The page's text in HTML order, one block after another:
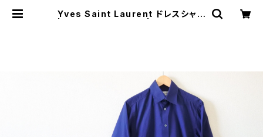
Yves Saint Laurent ドレスシャツ